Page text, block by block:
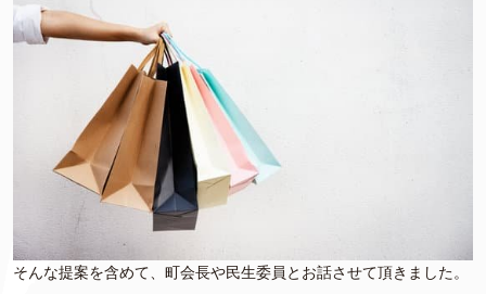
そんな提案を含めて、町会長や民生委員とお話させて頂きました。